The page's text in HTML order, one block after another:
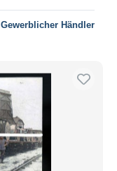
Gewerblicher Händler